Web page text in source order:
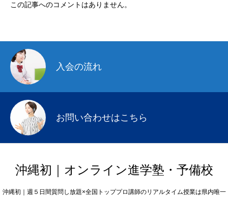
この記事へのコメントはありません。
入会の流れ
お問い合わせはこちら
沖縄初｜オンライン進学塾・予備校
沖縄初｜週５日間質問し放題×全国トッププロ講師のリアルタイム授業は県内唯一